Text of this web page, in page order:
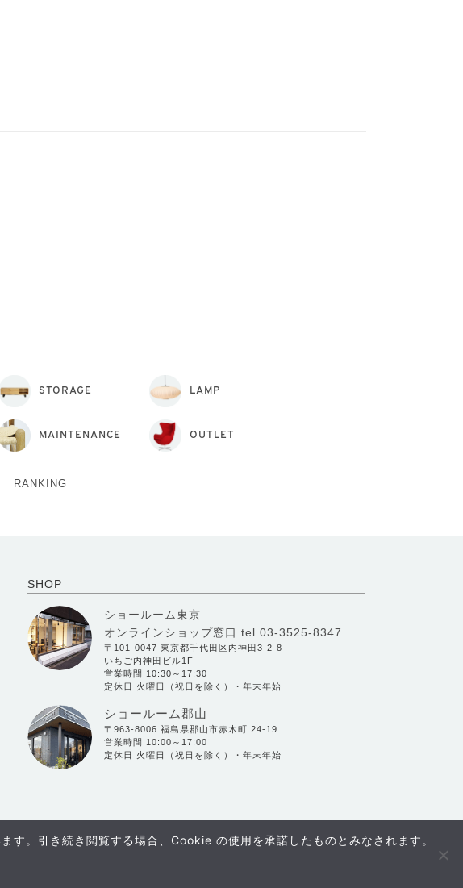
STORAGE LAMP
MAINTENANCE OUTLET
RANKING
SHOP
ショールーム東京
オンラインショップ窓口 tel.03-3525-8347
〒101-0047 東京都千代田区内神田3-2-8
いちご内神田ビル1F
営業時間 10:30～17:30
定休日 火曜日（祝日を除く）・年末年始
ショールーム郡山
〒963-8006 福島県郡山市赤木町 24-19
営業時間 10:00～17:00
定休日 火曜日（祝日を除く）・年末年始
。引き続き閲覧する場合、Cookie の使用を承諾したものとみなされます。